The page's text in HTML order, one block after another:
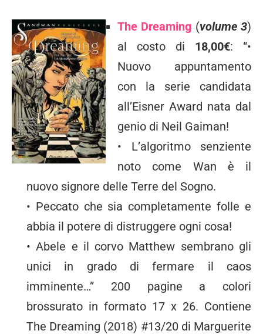
The Dreaming (volume 3)
al costo di 18,00€: “•
Nuovo appuntamento
con la serie candidata
all’Eisner Award nata dal
genio di Neil Gaiman!
• L’algoritmo senziente
noto come Wan è il
nuovo signore delle Terre del Sogno.
• Peccato che sia completamente folle e
abbia il potere di distruggere ogni cosa!
• Abele e il corvo Matthew sembrano gli
unici in grado di fermare il caos
imminente…” 200 pagine a colori
brossurato in formato 17 x 26. Contiene
The Dreaming (2018) #13/20 di Marguerite